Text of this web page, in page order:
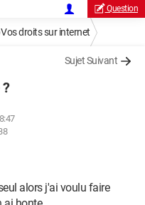
Question
Vos droits sur internet
Sujet Suivant
alors j'ai voulu faire